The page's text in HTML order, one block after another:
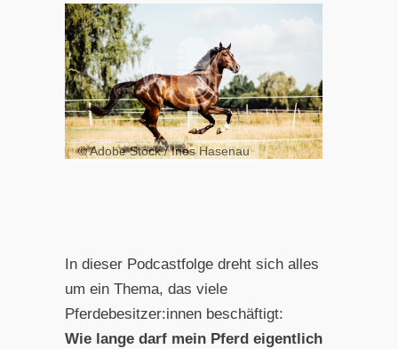
© Adobe Stock / Ines Hasenau
In dieser Podcastfolge dreht sich alles
um ein Thema, das viele
Pferdebesitzer:innen beschäftigt:
Wie lange darf mein Pferd eigentlich